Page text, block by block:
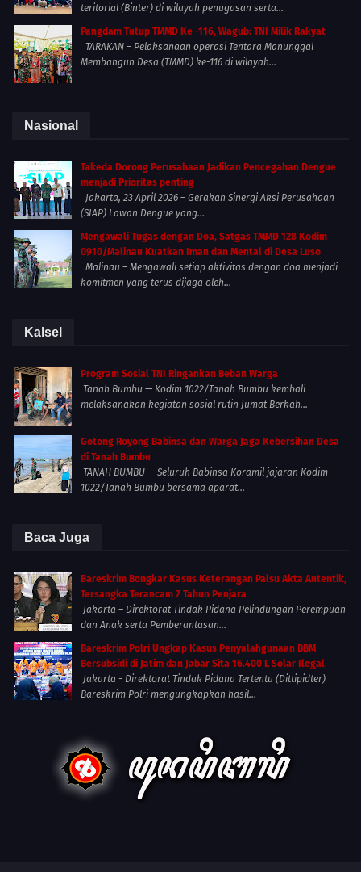
teritorial (Binter) di wilayah penugasan serta...
Pangdam Tutup TMMD Ke -116, Wagub: TNI Milik Rakyat
TARAKAN – Pelaksanaan operasi Tentara Manunggal
Membangun Desa (TMMD) ke-116 di wilayah...
Nasional
Takeda Dorong Perusahaan Jadikan Pencegahan Dengue
menjadi Prioritas penting
Jakarta, 23 April 2026 – Gerakan Sinergi Aksi Perusahaan
(SIAP) Lawan Dengue yang...
Mengawali Tugas dengan Doa, Satgas TMMD 128 Kodim
0910/Malinau Kuatkan Iman dan Mental di Desa Luso
Malinau – Mengawali setiap aktivitas dengan doa menjadi
komitmen yang terus dijaga oleh...
Kalsel
Program Sosial TNI Ringankan Beban Warga
Tanah Bumbu — Kodim 1022/Tanah Bumbu kembali
melaksanakan kegiatan sosial rutin Jumat Berkah...
Gotong Royong Babinsa dan Warga Jaga Kebersihan Desa
di Tanah Bumbu
TANAH BUMBU — Seluruh Babinsa Koramil jajaran Kodim
1022/Tanah Bumbu bersama aparat...
Baca Juga
Bareskrim Bongkar Kasus Keterangan Palsu Akta Autentik,
Tersangka Terancam 7 Tahun Penjara
Jakarta – Direktorat Tindak Pidana Pelindungan Perempuan
dan Anak serta Pemberantasan...
Bareskrim Polri Ungkap Kasus Penyalahgunaan BBM
Bersubsidi di Jatim dan Jabar Sita 16.400 L Solar Ilegal
Jakarta - Direktorat Tindak Pidana Tertentu (Dittipidter)
Bareskrim Polri mengungkapkan hasil...